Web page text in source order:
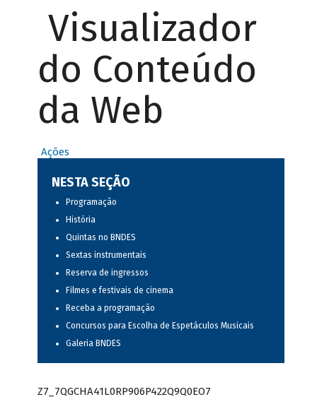
Visualizador
do Conteúdo
da Web
Ações
NESTA SEÇÃO
Programação
História
Quintas no BNDES
Sextas instrumentais
Reserva de ingressos
Filmes e festivais de cinema
Receba a programação
Concursos para Escolha de Espetáculos Musicais
Galeria BNDES
Z7_7QGCHA41L0RP906P422Q9Q0EO7